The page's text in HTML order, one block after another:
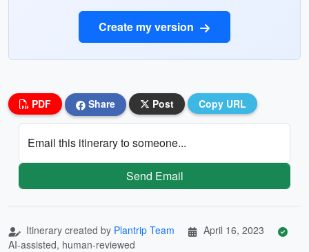
Create my version
PDF Share Post Copy URL
Email this itinerary to someone...
Send Email
Itinerary created by Plantrip Team
April 16, 2023
AI-assisted, human-reviewed